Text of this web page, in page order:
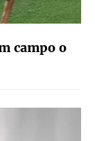
campo o